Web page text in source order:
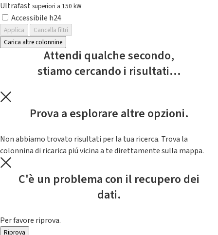
Ultrafast superiori a 150 kW
Accessibile h24
Applica
Cancella filtri
Carica altre colonnine
Attendi qualche secondo,
stiamo cercando i risultati...
Prova a esplorare altre opzioni.
Non abbiamo trovato risultati per la tua ricerca. Trova la
colonnina di ricarica piú vicina a te direttamente sulla mappa.
C'è un problema con il recupero dei
dati.
Per favore riprova.
Riprova